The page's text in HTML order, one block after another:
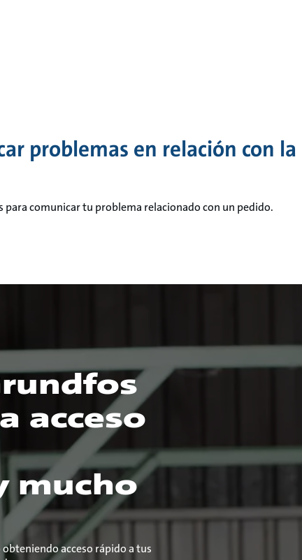
problemas en relación con la
comunicar tu problema relacionado con un pedido.
acceso
mucho
acceso rápido a tus